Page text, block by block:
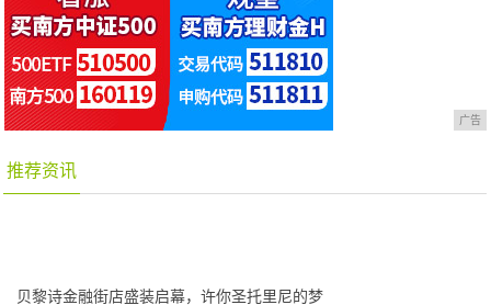
广告
推荐资讯
贝黎诗金融街店盛装启幕，许你圣托里尼的梦